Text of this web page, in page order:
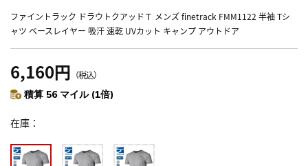
ファイントラック ドラウトクアッドＴ メンズ finetrack FMM1122 半袖 Tシ
ャツ ベースレイヤー 吸汗 速乾 UVカット キャンプ アウトドア
6,160円 （税込）
積算 56 マイル (1倍)
在庫